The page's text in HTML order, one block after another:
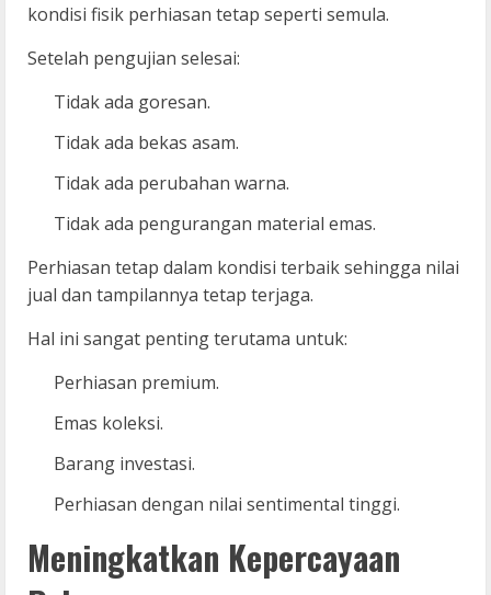
kondisi fisik perhiasan tetap seperti semula.
Setelah pengujian selesai:
Tidak ada goresan.
Tidak ada bekas asam.
Tidak ada perubahan warna.
Tidak ada pengurangan material emas.
Perhiasan tetap dalam kondisi terbaik sehingga nilai
jual dan tampilannya tetap terjaga.
Hal ini sangat penting terutama untuk:
Perhiasan premium.
Emas koleksi.
Barang investasi.
Perhiasan dengan nilai sentimental tinggi.
Meningkatkan Kepercayaan